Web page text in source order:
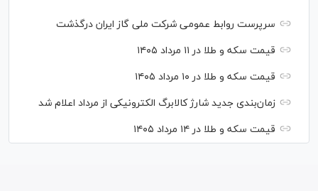
سرپرست روابط عمومی شرکت ملی گاز ایران درگذشت
قیمت سکه و طلا در ۱۱ مرداد ۱۴۰۵
قیمت سکه و طلا در ۱۰ مرداد ۱۴۰۵
زمان‌بندی جدید شارژ کالابرگ الکترونیکی از مرداد اعلام شد
قیمت سکه و طلا در ۱۴ مرداد ۱۴۰۵